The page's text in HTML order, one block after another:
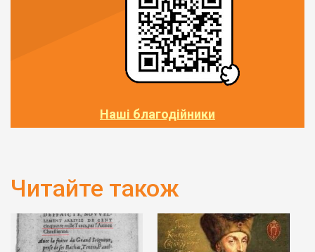
Наші благодійники
Читайте також